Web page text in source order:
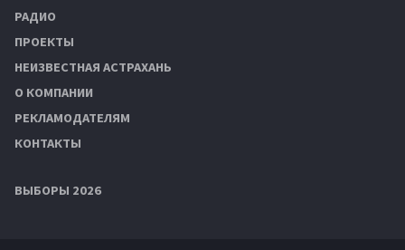
РАДИО
ПРОЕКТЫ
НЕИЗВЕСТНАЯ АСТРАХАНЬ
О КОМПАНИИ
РЕКЛАМОДАТЕЛЯМ
КОНТАКТЫ
ВЫБОРЫ 2026